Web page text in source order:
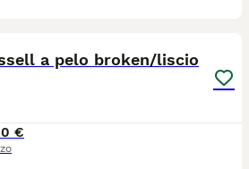
a pelo broken/liscio
€